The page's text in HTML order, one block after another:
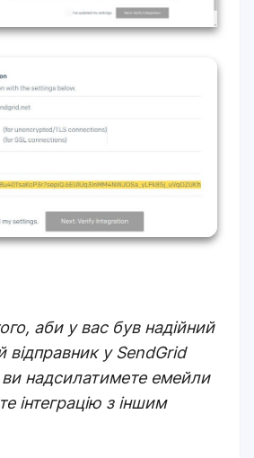
аби у вас був надійний
відправник у SendGrid
надсилатимете емейли
інтеграцію з іншим